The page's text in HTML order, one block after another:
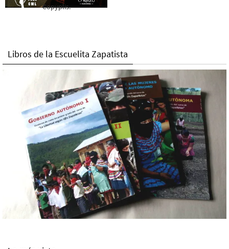
Copyplis.
Libros de la Escuelita Zapatista